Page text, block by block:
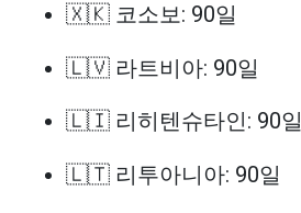
🇽🇰 코소보: 90일
🇱🇻 라트비아: 90일
🇱🇮 리히텐슈타인: 90일
🇱🇹 리투아니아: 90일